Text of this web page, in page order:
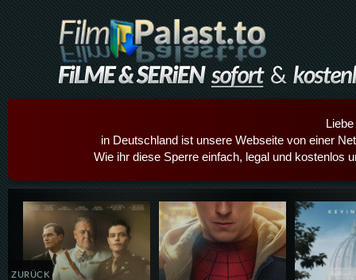
in Deutschland ist unsere Webseite von einer
Wie ihr diese Sperre einfach, legal und kostenlos
Details,Play Details,Play
ZURÜCK